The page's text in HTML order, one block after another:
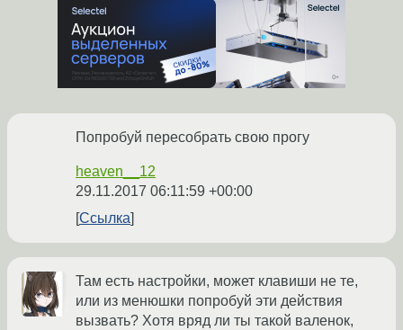
Попробуй пересобрать свою прогу
heaven__12
29.11.2017 06:11:59 +00:00
Ссылка
Там есть настройки, может клавиши не те,
или из менюшки попробуй эти действия
вызвать? Хотя вряд ли ты такой валенок,